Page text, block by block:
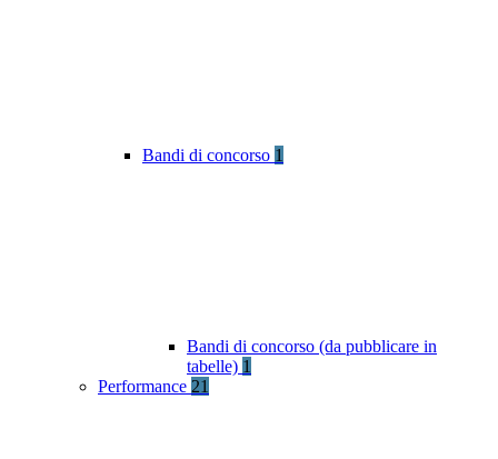
Bandi di concorso 1
Bandi di concorso (da pubblicare in
tabelle) 1
Performance 21